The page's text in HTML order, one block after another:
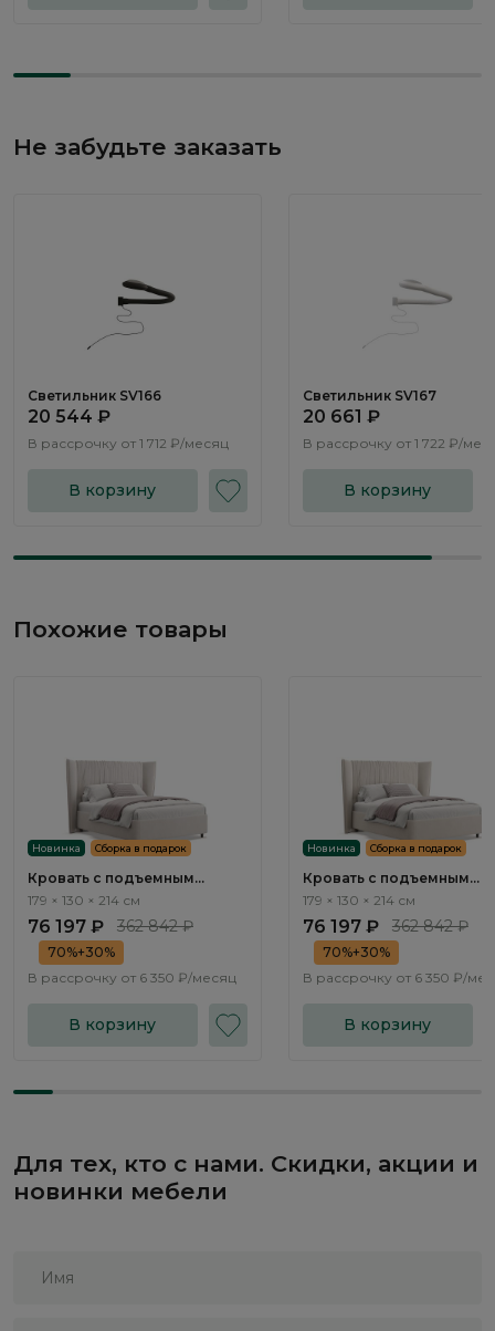
Не забудьте заказать
Светильник SV166
20 544 ₽
В рассрочку от 1 712 ₽/месяц
В корзину
Светильник SV167
20 661 ₽
В рассрочку от 1 722 ₽/
В корзину
Похожие товары
Новинка Сборка в подарок
Кровать с подъемным
механизмом Плиссе / Plisse
179 × 130 × 214 см
76 197 ₽ 362 842 ₽
70%+30%
В рассрочку от 6 350 ₽/месяц
В корзину
Новинка Сборка в подарок
Кровать с подъемным
механизмом Плиссе /
179 × 130 × 214 см
76 197 ₽ 362 842 ₽
70%+30%
В рассрочку от 6 350 ₽/
В корзину
Для тех, кто с нами. Скидки, акции и
новинки мебели